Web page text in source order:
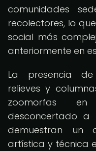
comunidades
recolectores, lo
social más
anteriormente en
La presencia de
relieves y
zoomorfas
desconcertado a
demuestran un
artística y técnica